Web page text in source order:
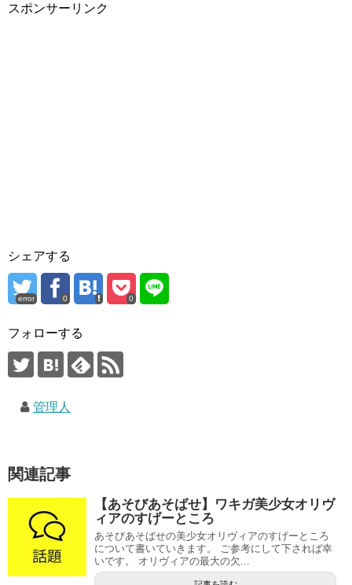
スポンサーリンク
シェアする
error 0 0
フォローする
管理人
関連記事
【あそびあそばせ】ワキガ美少女オリヴ
ィアのすげーところ
あそびあそばせの美少女オリヴィアのすげーところ
について書いていきます。 ご参考にして下されば幸
いです。 オリヴィアの最大の欠...